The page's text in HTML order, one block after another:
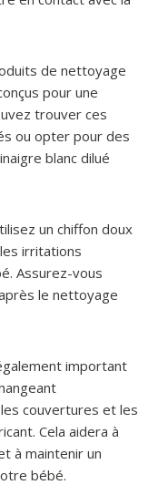
de nettoyage
pour une
trouver ces
ou opter pour des
blanc dilué
un chiffon doux
irritations
Assurez-vous
le nettoyage
important
couvertures et les
Cela aidera à
à maintenir un
bébé.